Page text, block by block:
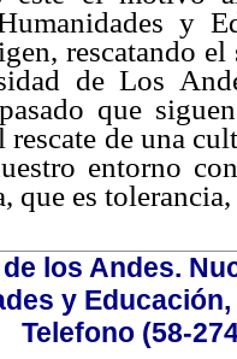
y
rescatando
de Los
que
rescate de una
entorno
que es
los Andes.
y
Telefono (58-